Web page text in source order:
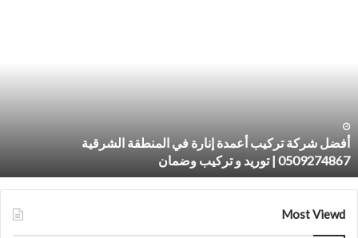
الشرقية
0509274867
توريد
و
تركيب
أفضل شركة تركيب أعمدة إنارة في المنطقة الشرقية
0509274867 | توريد و تركيب وضمان
Most Viewd